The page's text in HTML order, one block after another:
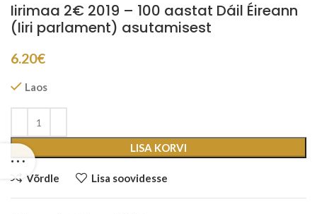
Iirimaa 2€ 2019 – 100 aastat Dáil Éireann
(Iiri parlament) asutamisest
6.20€
Laos
LISA KORVI
Võrdle Lisa soovidesse